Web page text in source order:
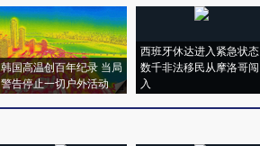
韩国高温创百年纪录 当局
警告停止一切户外活动
西班牙休达进入紧急状态
数千非法移民从摩洛哥闯
入